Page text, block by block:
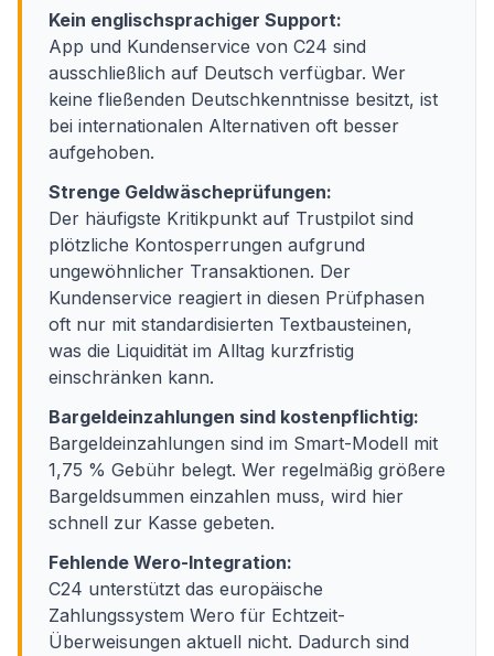
Kein englischsprachiger Support:
App und Kundenservice von C24 sind
ausschließlich auf Deutsch verfügbar. Wer
keine fließenden Deutschkenntnisse besitzt, ist
bei internationalen Alternativen oft besser
aufgehoben.
Strenge Geldwäscheprüfungen:
Der häufigste Kritikpunkt auf Trustpilot sind
plötzliche Kontosperrungen aufgrund
ungewöhnlicher Transaktionen. Der
Kundenservice reagiert in diesen Prüfphasen
oft nur mit standardisierten Textbausteinen,
was die Liquidität im Alltag kurzfristig
einschränken kann.
Bargeldeinzahlungen sind kostenpflichtig:
Bargeldeinzahlungen sind im Smart-Modell mit
1,75 % Gebühr belegt. Wer regelmäßig größere
Bargeldsummen einzahlen muss, wird hier
schnell zur Kasse gebeten.
Fehlende Wero-Integration:
C24 unterstützt das europäische
Zahlungssystem Wero für Echtzeit-
Überweisungen aktuell nicht. Dadurch sind